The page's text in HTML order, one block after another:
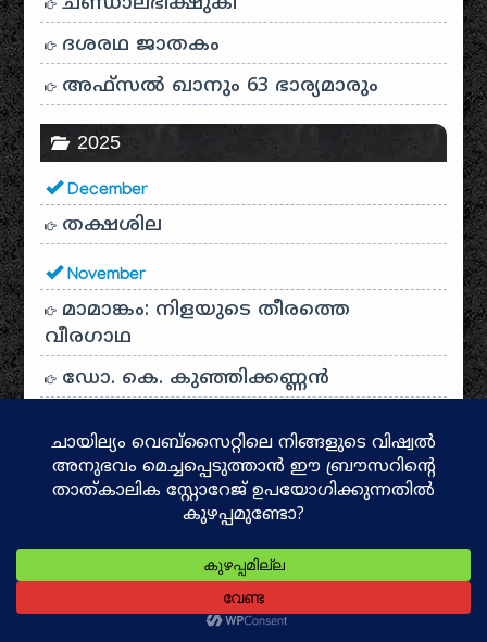
ദശരഥ ജാതകം
അഫ്സൽ ഖാനും 63 ഭാര്യമാരും
2025
December
തക്ഷശില
November
മാമാങ്കം: നിളയുടെ തീരത്തെ
വീരഗാഥ
ഡോ. കെ. കുഞ്ഞിക്കണ്ണൻ
October
ഇന്ത്യൻ രാജവംശങ്ങൾ
സഹാറാ മനുഷ്യർ
ദേവദാസികൾ
ശബരിമല ക്ഷേത്ര ചരിത്രം